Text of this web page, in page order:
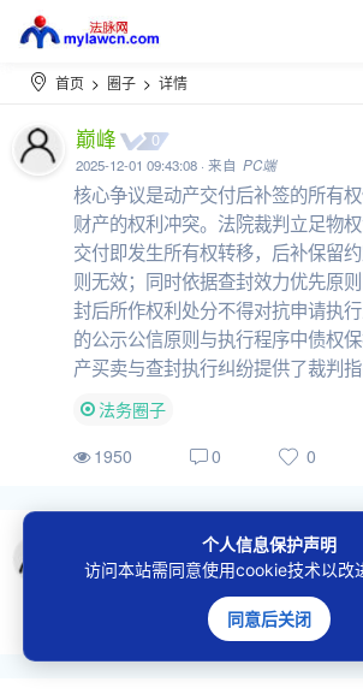
首页 > 圈子 > 详情
巅峰 0
2025-12-01 09:43:08 · 来自 PC端
核心争议是动产交付后补签的所有
财产的权利冲突。法院裁判立足物
交付即发生所有权转移，后补保留
则无效；同时依据查封效力优先原
封后所作权利处分不得对抗申请执
的公示公信原则与执行程序中债权
产买卖与查封执行纠纷提供了裁判指
法务圈子
1950
0 0
登陆后发表评论和
个人信息保护声明
访问本站需同意使用cookie技术以改
同意后关闭